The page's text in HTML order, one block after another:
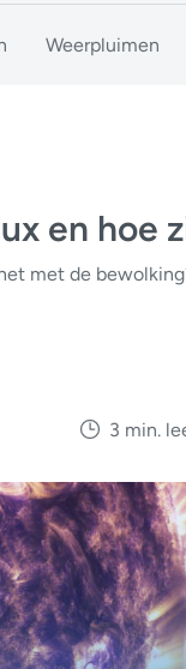
Weerpluimen
en hoe
met de
3 min.